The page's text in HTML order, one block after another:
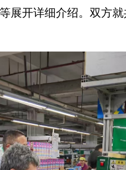
展开详细介绍。双方